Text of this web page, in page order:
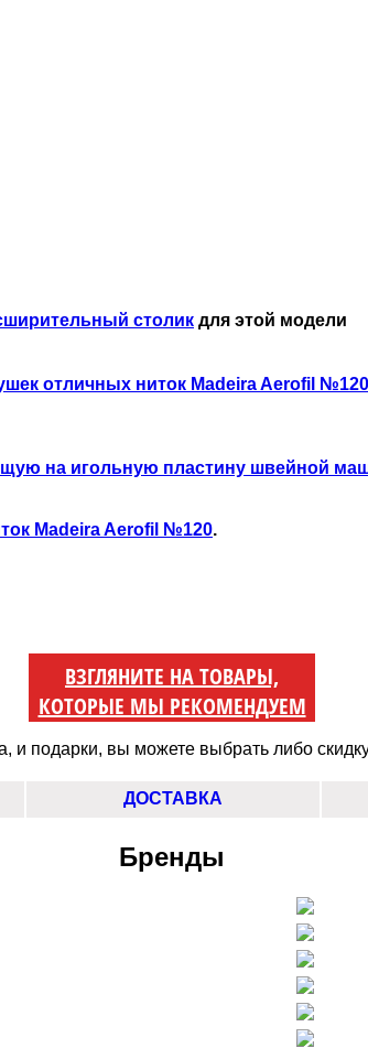
столик для этой модели
отличных ниток Madeira Aerofil №120
на игольную пластину швейной
Madeira Aerofil №120.
ВЗГЛЯНИТЕ НА ТОВАРЫ,
КОТОРЫЕ МЫ РЕКОМЕНДУЕМ
и подарки, вы можете выбрать либо
ДОСТАВКА
Бренды